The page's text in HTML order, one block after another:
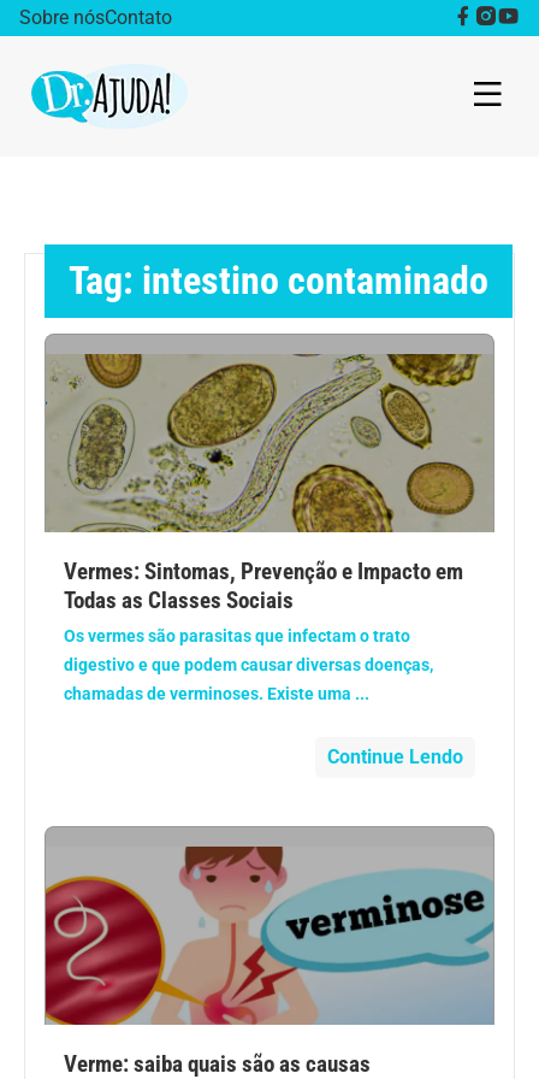
Sobre nósContato
Obesidade
Destaque
Bem estar
Vida Saudável
Saúde da mulher
Anemia
Aparelho Digestivo
Câncer
Cirurgia Plástica
Coronavírus
Dengue
Tag: intestino contaminado
Vermes: Sintomas, Prevenção e Impacto em
Todas as Classes Sociais
Os vermes são parasitas que infectam o trato
digestivo e que podem causar diversas doenças,
chamadas de verminoses. Existe uma ...
Continue Lendo
Verme: saiba quais são as causas